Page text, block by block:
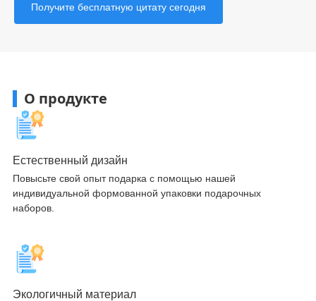
Получите бесплатную цитату сегодня
О продукте
Естественный дизайн
Повысьте свой опыт подарка с помощью нашей
индивидуальной формованной упаковки подарочных
наборов.
Экологичный материал